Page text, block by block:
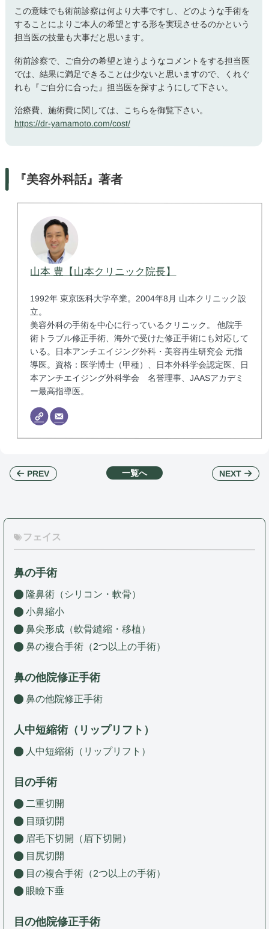
この意味でも術前診察は何より大事ですし、どのような手術を
することによりご本人の希望とする形を実現させるのかという
担当医の技量も大事だと思います。
術前診察で、ご自分の希望と違うようなコメントをする担当医
では、結果に満足できることは少ないと思いますので、くれぐ
れも『ご自分に合った』担当医を探すようにして下さい。
治療費、施術費に関しては、こちらを御覧下さい。
https://dr-yamamoto.com/cost/
『美容外科話』著者
山本 豊【山本クリニック院長】
1992年 東京医科大学卒業。2004年8月 山本クリニック設
立。
美容外科の手術を中心に行っているクリニック。 他院手
術トラブル修正手術、海外で受けた修正手術にも対応して
いる。日本アンチエイジング外科・美容再生研究会 元指
導医。資格：医学博士（甲種）、日本外科学会認定医、日
本アンチエイジング外科学会 名誉理事、JAASアカデミ
ー最高指導医。
PREV 一覧へ NEXT
フェイス
鼻の手術
隆鼻術（シリコン・軟骨）
小鼻縮小
鼻尖形成（軟骨縫縮・移植）
鼻の複合手術（2つ以上の手術）
鼻の他院修正手術
鼻の他院修正手術
人中短縮術（リップリフト）
人中短縮術（リップリフト）
目の手術
二重切開
目頭切開
眉毛下切開（眉下切開）
目尻切開
目の複合手術（2つ以上の手術）
眼瞼下垂
目の他院修正手術